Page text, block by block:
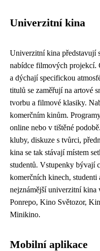
Univerzitní kina
Univerzitní kina představují
nabídce filmových projekcí.
a dýchají specifickou
titulů se zaměřují na artové
tvorbu a filmové klasiky.
komerčním kinům.
online nebo v tištěné
kluby, diskuze s tvůrci,
kina se tak stávají místem
studentů. Vstupenky bývají
komerčních kinech,
nejznámější univerzitní
Ponrepo, Kino Světozor,
Minikino.
Mobilní aplikace